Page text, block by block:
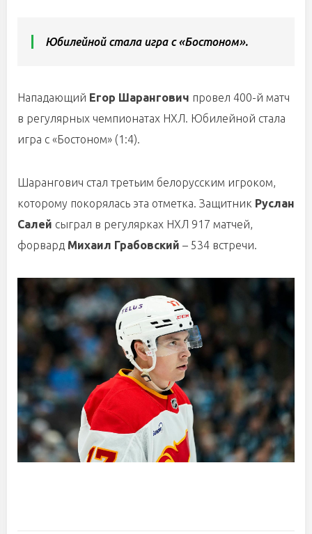
Юбилейной стала игра с «Бостоном».
Нападающий Егор Шарангович провел 400-й матч
в регулярных чемпионатах НХЛ. Юбилейной стала
игра с «Бостоном» (1:4).
Шарангович стал третьим белорусским игроком,
которому покорялась эта отметка. Защитник Руслан
Салей сыграл в регулярках НХЛ 917 матчей,
форвард Михаил Грабовский – 534 встречи.